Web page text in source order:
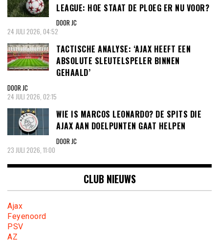
LEAGUE: HOE STAAT DE PLOEG ER NU VOOR?
DOOR JC
24 JULI 2026, 04:52
TACTISCHE ANALYSE: ‘AJAX HEEFT EEN
ABSOLUTE SLEUTELSPELER BINNEN
GEHAALD’
DOOR JC
24 JULI 2026, 02:15
WIE IS MARCOS LEONARDO? DE SPITS DIE
AJAX AAN DOELPUNTEN GAAT HELPEN
DOOR JC
23 JULI 2026, 11:00
CLUB NIEUWS
Ajax
Feyenoord
PSV
AZ